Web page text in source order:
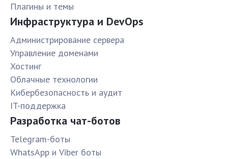
Плагины и темы
Инфраструктура и DevOps
Администрирование сервера
Управление доменами
Хостинг
Облачные технологии
Кибербезопасность и аудит
IT-поддержка
Разработка чат-ботов
Telegram-боты
WhatsApp и Viber боты